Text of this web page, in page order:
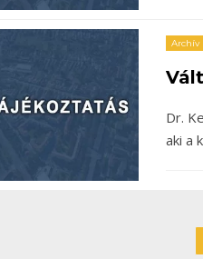
Archív
Dr.
aki a